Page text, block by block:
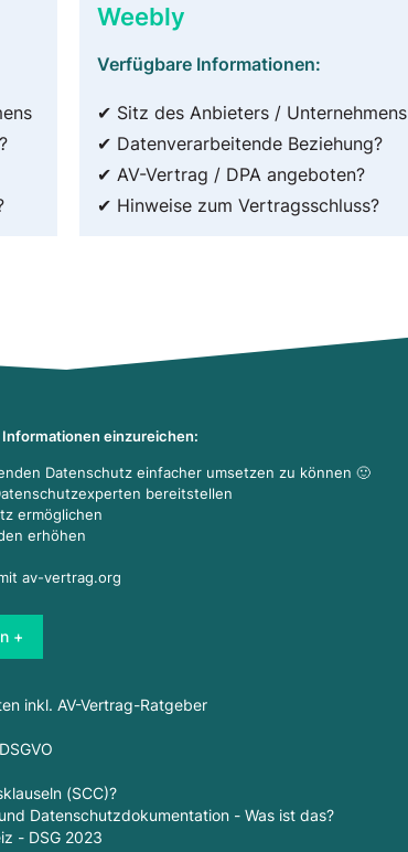
Weebly
Verfügbare Informationen:
✔ Sitz des Anbieters / Unternehmens
✔ Datenverarbeitende Beziehung?
✔ AV-Vertrag / DPA angeboten?
✔ Hinweise zum Vertragsschluss?
einzureichen:
Datenschutz einfacher umsetzen zu können 🙂
bereitstellen
ermöglichen
erhöhen
av-vertrag.org
+
inkl. AV-Vertrag-Ratgeber
(SCC)?
Datenschutzdokumentation - Was ist das?
- DSG 2023